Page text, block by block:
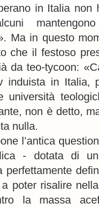
in Italia non
Ma in questo
che il festoso
da teo-tycoon:
induista in Italia,
università
non è detto,
nulla.
l’antica
- dotata di
perfettamente
poter risalire
la massa